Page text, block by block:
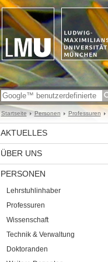
Startseite Personen Professuren
AKTUELLES
ÜBER UNS
PERSONEN
Lehrstuhlinhaber
Professuren
Wissenschaft
Technik & Verwaltung
Doktoranden